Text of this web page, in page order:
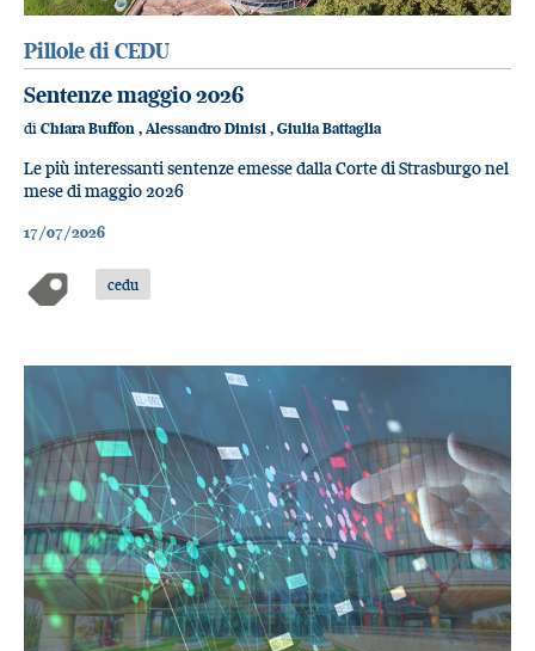
Pillole di CEDU
Sentenze maggio 2026
di Chiara Buffon , Alessandro Dinisi , Giulia Battaglia
Le più interessanti sentenze emesse dalla Corte di Strasburgo nel
mese di maggio 2026
17/07/2026
cedu